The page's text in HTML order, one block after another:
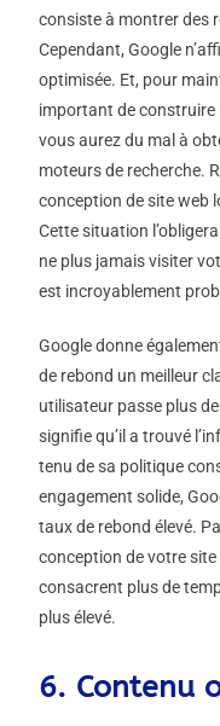
consiste à montrer des
Cependant, Google
optimisée. Et, pour
important de construire
vous aurez du mal à
moteurs de recherche.
conception de site web
Cette situation
ne plus jamais visiter
est incroyablement
Google donne
de rebond un meilleur
utilisateur passe plus
signifie qu’il a trouvé
tenu de sa politique
engagement solide,
taux de rebond élevé.
conception de votre
consacrent plus de
plus élevé.
6. Contenu